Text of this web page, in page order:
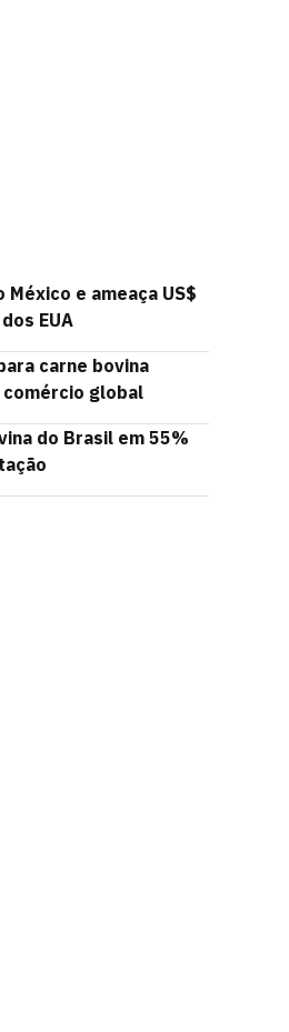
México e ameaça US$
EUA
carne bovina
global
do Brasil em 55%